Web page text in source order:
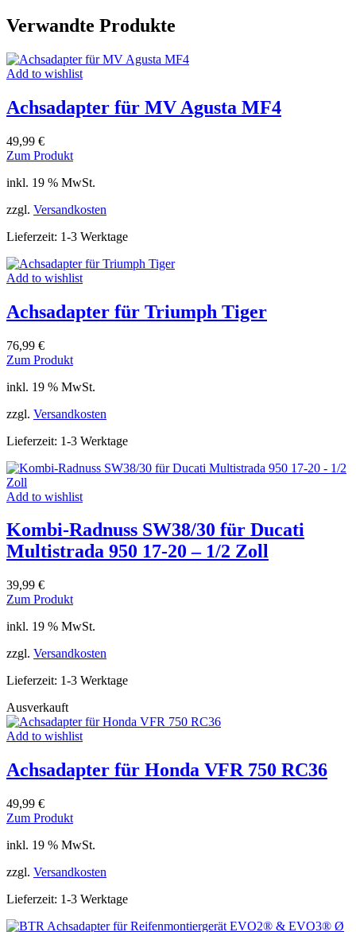
Verwandte Produkte
Add to wishlist
Achsadapter für MV Agusta MF4
49,99 €
Zum Produkt
inkl. 19 % MwSt.
zzgl. Versandkosten
Lieferzeit: 1-3 Werktage
Add to wishlist
Achsadapter für Triumph Tiger
76,99 €
Zum Produkt
inkl. 19 % MwSt.
zzgl. Versandkosten
Lieferzeit: 1-3 Werktage
Add to wishlist
Kombi-Radnuss SW38/30 für Ducati
Multistrada 950 17-20 – 1/2 Zoll
39,99 €
Zum Produkt
inkl. 19 % MwSt.
zzgl. Versandkosten
Lieferzeit: 1-3 Werktage
Ausverkauft
Add to wishlist
Achsadapter für Honda VFR 750 RC36
49,99 €
Zum Produkt
inkl. 19 % MwSt.
zzgl. Versandkosten
Lieferzeit: 1-3 Werktage